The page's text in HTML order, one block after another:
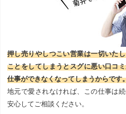
押し売りやしつこい営業は一切いた
ことをしてしまうとスグに悪い口コ
仕事ができなくなってしまうからです
地元で愛されなければ、この仕事は
安心してご相談ください。